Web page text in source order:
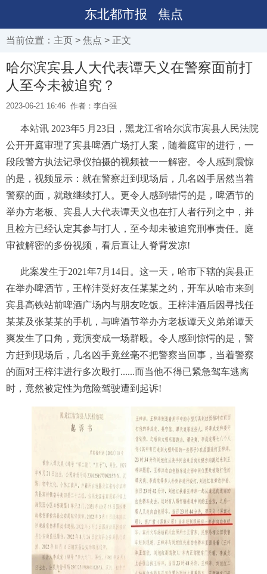
东北都市报 焦点
当前位置： 主页 > 焦点 > 正文
哈尔滨宾县人大代表谭天义在警察面前打
人至今未被追究？
2023-06-21 16:46 作者：李自强
本站讯 2023年5 月23日，黑龙江省哈尔滨市宾县人民法院
公开开庭审理了宾县啤酒广场打人案，随着庭审的进行，一
段段警方执法记录仪拍摄的视频被一一解密。令人感到震惊
的是，视频显示：就在警察赶到现场后，几名凶手居然当着
警察的面，就敢继续打人。更令人感到错愕的是，啤酒节的
举办方老板、宾县人大代表谭天义也在打人者行列之中，并
且检方已经认定其参与打人，至今却未被追究刑事责任。庭
审被解密的多份视频，看后直让人脊背发凉!
此案发生于2021年7月14日。这一天，哈市下辖的宾县正
在举办啤酒节，王梓沣受好友任某某之约，开车从哈市来到
宾县高铁站前啤酒广场内与朋友吃饭。王梓沣酒后因寻找任
某某及张某某的手机，与啤酒节举办方老板谭天义弟弟谭天
爽发生了口角，竟演变成一场群殴。令人感到惊愕的是，警
方赶到现场后，几名凶手竟丝毫不把警察当回事，当着警察
的面对王梓沣进行多次殴打......而当他不得已紧急驾车逃离
时，竟然被定性为危险驾驶遭到起诉!